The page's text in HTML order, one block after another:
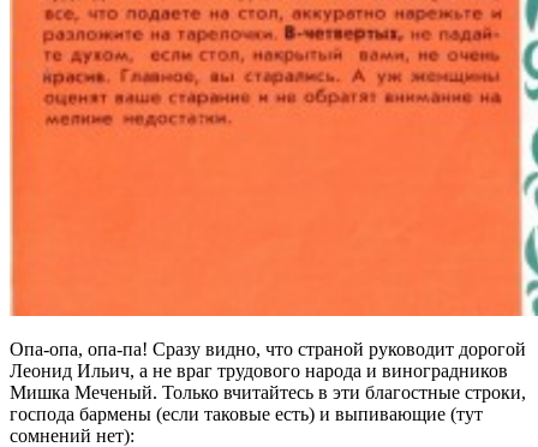
Опа-опа, опа-па! Сразу видно, что страной руководит дорогой
Леонид Ильич, а не враг трудового народа и виноградников
Мишка Меченый. Только вчитайтесь в эти благостные строки,
господа бармены (если таковые есть) и выпивающие (тут
сомнений нет):